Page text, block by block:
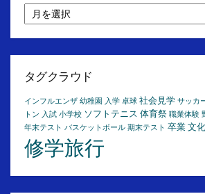
別
ア
イ
タグクラウド
インフルエンザ 幼稚園 入学 卓球 社会見学 サッカ
トン 入試 小学校 ソフトテニス 体育祭 職業体験
年末テスト バスケットボール 期末テスト 卒業 文
修学旅行